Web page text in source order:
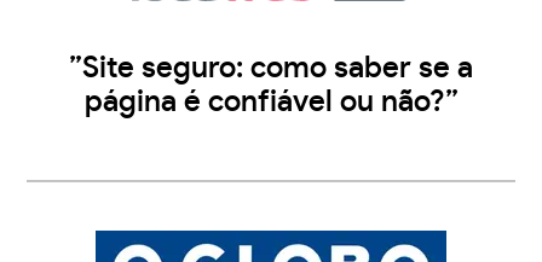
”Site seguro: como saber se a
página é confiável ou não?”